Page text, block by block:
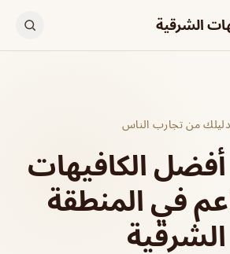
الشرقية
دليلك من تجارب الناس
الكافيهات
في المنطقة
الشرقية